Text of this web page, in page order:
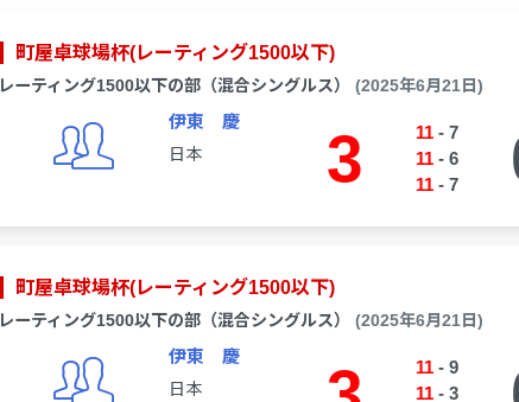
町屋卓球場杯(レーティング1500以下)
レーティング1500以下の部（混合シングルス） (2025年6月21日)
伊東 慶
日本 3 11- 7
11- 6
11- 7
町屋卓球場杯(レーティング1500以下)
レーティング1500以下の部（混合シングルス） (2025年6月21日)
伊東 慶
日本
11- 9
11- 3